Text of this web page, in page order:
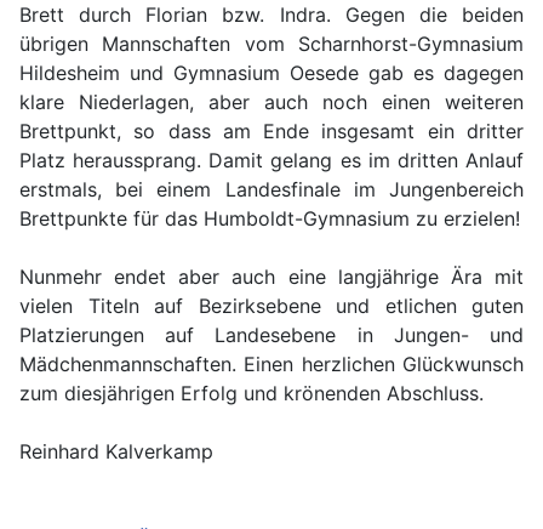
Brett durch Florian bzw. Indra. Gegen die beiden
übrigen Mannschaften vom Scharnhorst-Gymnasium
Hildesheim und Gymnasium Oesede gab es dagegen
klare Niederlagen, aber auch noch einen weiteren
Brettpunkt, so dass am Ende insgesamt ein dritter
Platz heraussprang. Damit gelang es im dritten Anlauf
erstmals, bei einem Landesfinale im Jungenbereich
Brettpunkte für das Humboldt-Gymnasium zu erzielen!
Nunmehr endet aber auch eine langjährige Ära mit
vielen Titeln auf Bezirksebene und etlichen guten
Platzierungen auf Landesebene in Jungen- und
Mädchenmannschaften. Einen herzlichen Glückwunsch
zum diesjährigen Erfolg und krönenden Abschluss.
Reinhard Kalverkamp